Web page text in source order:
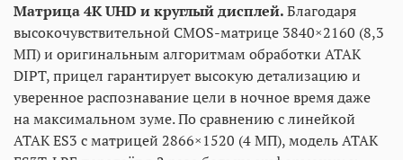
Матрица 4K UHD и круглый дисплей.Благодаря
высокочувствительной CMOS-матрице 3840×2160 (8,3
МП) и оригинальным алгоритмам обработки ATAK
DIPT, прицел гарантирует высокую детализацию и
уверенное распознавание цели в ночное время даже
на максимальном зуме. По сравнению с линейкой
АТАК ES3 с матрицей 2866×1520 (4 МП), модель ATAK